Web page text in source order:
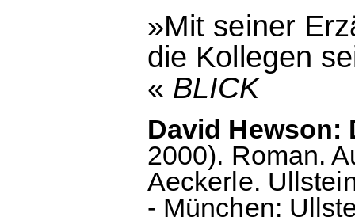
»Mit seiner
die Kollegen
« BLICK
David Hewson:
2000). Roman.
Aeckerle.
- München: